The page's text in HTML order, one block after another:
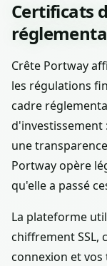
Certificats
Crête Portway
les régulations
cadre
d'investissement
une
Portway opère
qu'elle a passé
La plateforme
chiffrement SSL,
connexion et